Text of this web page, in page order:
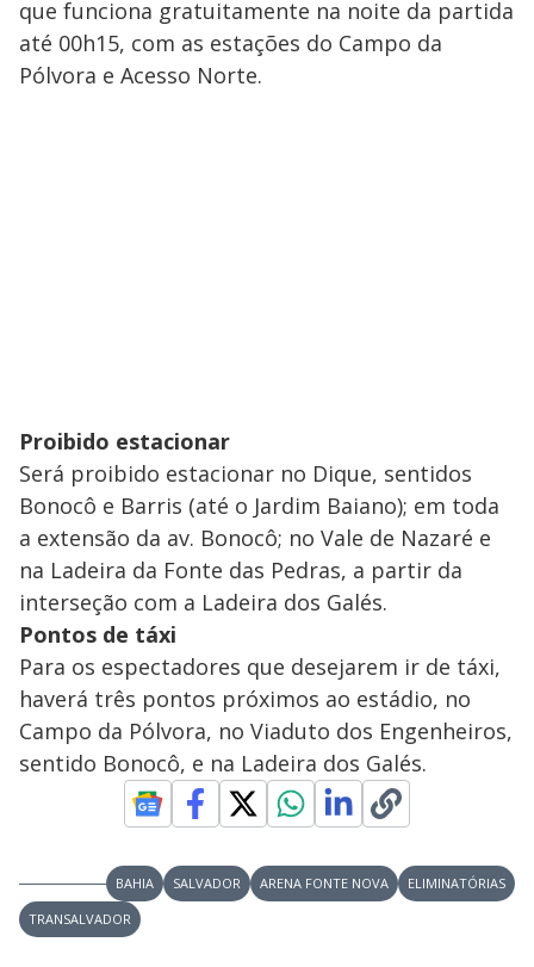
que funciona gratuitamente na noite da partida
até 00h15, com as estações do Campo da
Pólvora e Acesso Norte.
Proibido estacionar
Será proibido estacionar no Dique, sentidos
Bonocô e Barris (até o Jardim Baiano); em toda
a extensão da av. Bonocô; no Vale de Nazaré e
na Ladeira da Fonte das Pedras, a partir da
interseção com a Ladeira dos Galés.
Pontos de táxi
Para os espectadores que desejarem ir de táxi,
haverá três pontos próximos ao estádio, no
Campo da Pólvora, no Viaduto dos Engenheiros,
sentido Bonocô, e na Ladeira dos Galés.
BAHIA SALVADOR ARENA FONTE NOVA
ELIMINATÓRIAS
TRANSALVADOR